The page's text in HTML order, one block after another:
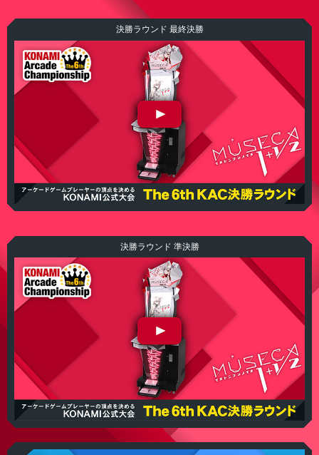
決勝ラウンド 最終決勝
The 6th KAC MÚSECA 決勝ラウンド 最終決勝
決勝ラウンド 準決勝
The 6th KAC MÚSECA 決勝ラウンド 準決勝